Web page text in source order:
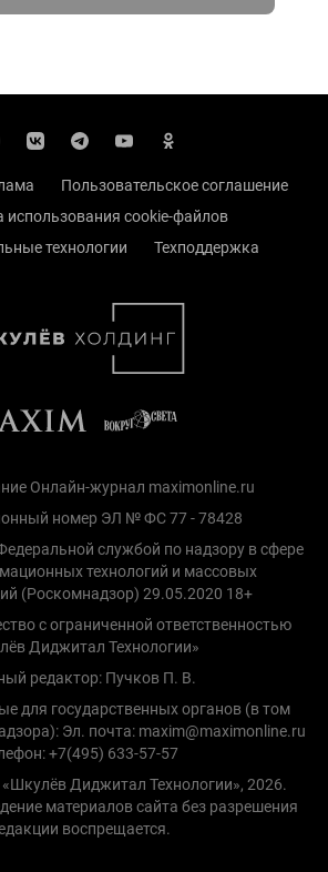
Пользовательское соглашение
использования cookie-файлов
технологии
Техподдержка
Онлайн-журнал maximonline.ru
номер ЭЛ № ФС 77 - 78428
службой по надзору в сфере
технологий и массовых
(Роскомнадзор) 29.05.2020 18+
с ограниченной ответственностью
Диджитал Технологии»
редактор: Пучков П. В.
для государственных органов (в том
Эл. почта: maxim@maximonline.ru
+7(495) 633-57-57
Диджитал Технологии», 2026.
материалов сайта без разрешения
воспрещается.